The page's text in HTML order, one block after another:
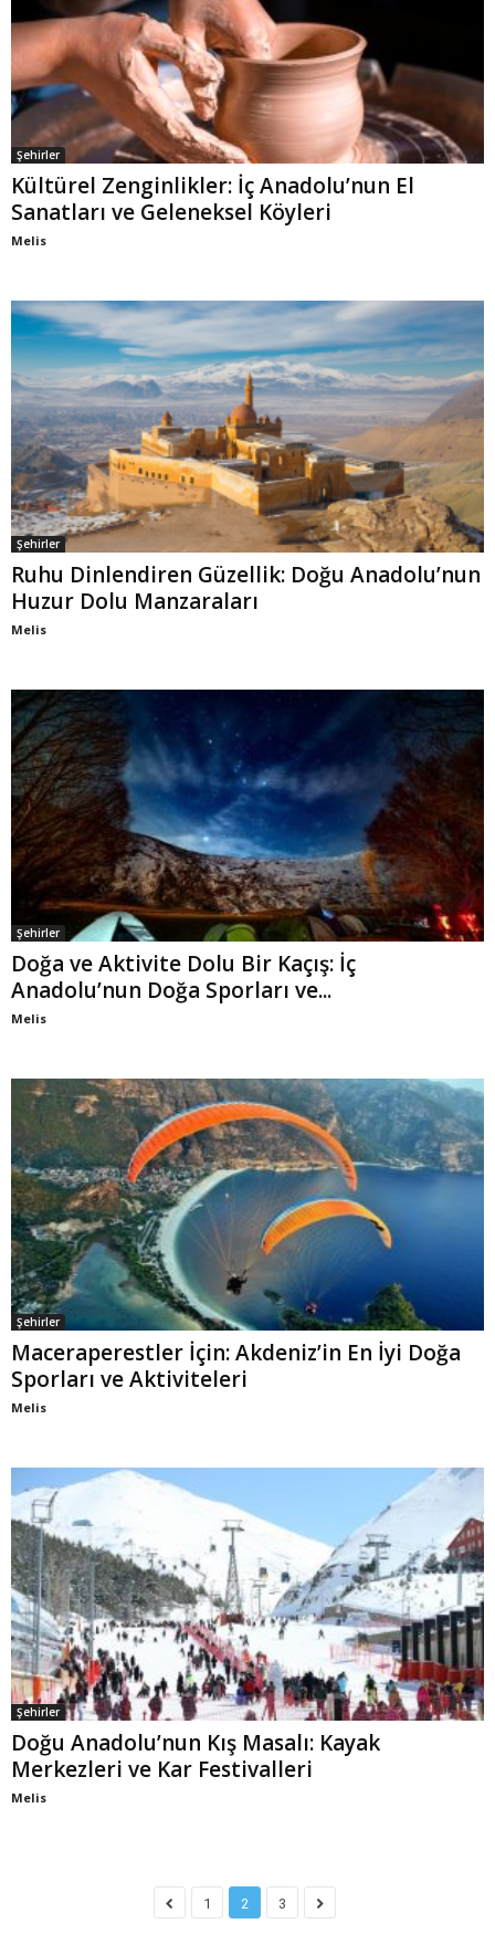
Şehirler
Kültürel Zenginlikler: İç Anadolu’nun El
Sanatları ve Geleneksel Köyleri
Melis
Şehirler
Ruhu Dinlendiren Güzellik: Doğu Anadolu’nun
Huzur Dolu Manzaraları
Melis
Şehirler
Doğa ve Aktivite Dolu Bir Kaçış: İç
Anadolu’nun Doğa Sporları ve...
Melis
Şehirler
Maceraperestler İçin: Akdeniz’in En İyi Doğa
Sporları ve Aktiviteleri
Melis
Şehirler
Doğu Anadolu’nun Kış Masalı: Kayak
Merkezleri ve Kar Festivalleri
Melis
1 2 3